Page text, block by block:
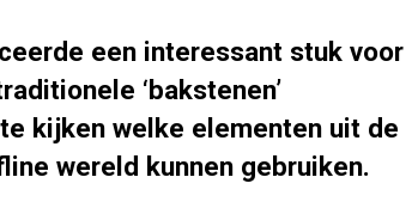
een interessant stuk voor
‘bakstenen’
kijken welke elementen uit de
wereld kunnen gebruiken.